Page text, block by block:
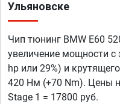
Ульяновске
Чип тюнинг BMW E60
увеличение мощности с
hp или 29%) и
420 Нм (+70 Nm). Цены
Stage 1 = 17800 руб.